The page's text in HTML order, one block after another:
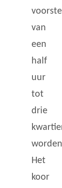
van
een
half
uur
tot
drie
Het
koor